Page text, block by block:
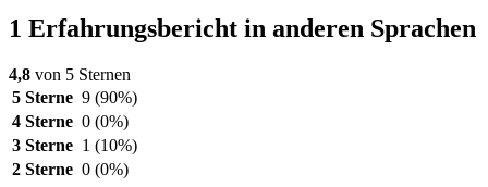
1 Erfahrungsbericht in anderen Sprachen
4,8 von 5 Sternen
5 Sterne 9 (90%)
4 Sterne 0 (0%)
3 Sterne 1 (10%)
2 Sterne 0 (0%)